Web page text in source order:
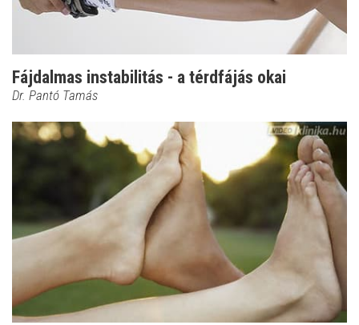
Fájdalmas instabilitás - a térdfájás okai
Dr. Pantó Tamás